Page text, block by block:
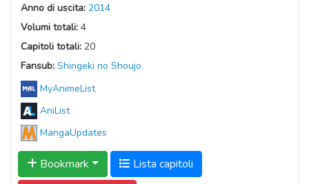
Anno di uscita: 2014
Volumi totali: 4
Capitoli totali: 20
Fansub: Shingeki no Shoujo
MyAnimeList
AniList
MangaUpdates
Bookmark
Lista capitoli